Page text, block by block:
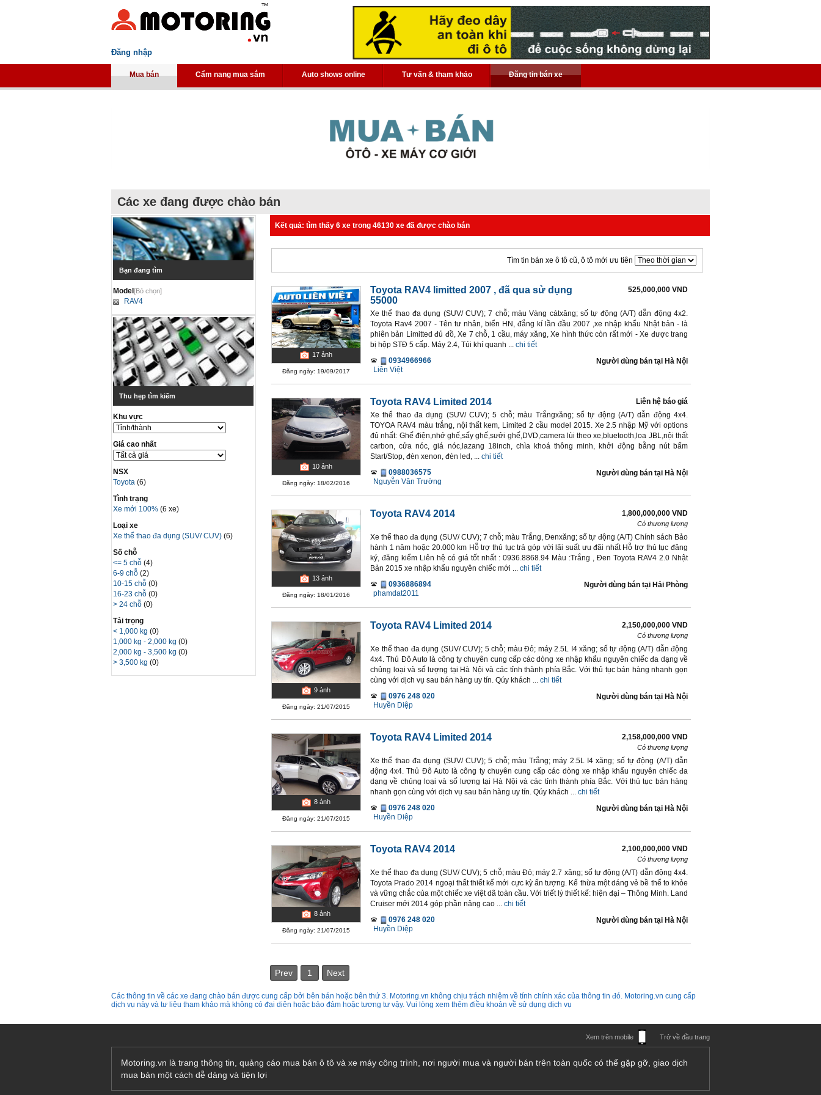
Đăng nhập
Mua bán Cẩm nang mua sắm Auto shows online Tư vấn & tham khảo Đăng tin bán xe
Các xe đang được chào bán
Bạn đang tìm
Model[Bỏ chọn]
RAV4
Thu hẹp tìm kiếm
Khu vực
Giá cao nhất
NSX
Toyota(6)
Tình trạng
Xe mới 100% (6 xe)
Loại xe
Xe thể thao đa dụng (SUV/ CUV)(6)
Số chỗ
<= 5 chỗ(4)
6-9 chỗ(2)
10-15 chỗ(0)
16-23 chỗ(0)
> 24 chỗ(0)
Tải trọng
< 1,000 kg(0)
1,000 kg - 2,000 kg(0)
2,000 kg - 3,500 kg(0)
> 3,500 kg(0)
Kết quả: tìm thấy 6 xe trong 46130 xe đã được chào bán
Tìm tin bán xe ô tô cũ, ô tô mới ưu tiên
17 ảnh
Đăng ngày: 19/09/2017
Toyota RAV4 limitted 2007 , đã qua sử dụng
55000
525,000,000 VND
Xe thể thao đa dụng (SUV/ CUV); 7 chỗ; màu Vàng cátxăng; số tự động (A/T) dẫn động 4x2.
Toyota Rav4 2007 - Tên tư nhân, biển HN, đắng kí lần đầu 2007 ,xe nhập khẩu Nhật bản - là
phiên bản Limitted đủ đồ, Xe 7 chỗ, 1 cầu, máy xăng, Xe hình thức còn rất mới - Xe được trang
bị hộp STĐ 5 cấp. Máy 2.4, Túi khí quanh ... chi tiết
0934966966
Liên Việt
Người dùng bán tại Hà Nội
10 ảnh
Đăng ngày: 18/02/2016
Toyota RAV4 Limited 2014
Liên hệ báo giá
Xe thể thao đa dụng (SUV/ CUV); 5 chỗ; màu Trắngxăng; số tự động (A/T) dẫn động 4x4.
TOYOA RAV4 màu trắng, nội thất kem, Limited 2 cầu model 2015. Xe 2.5 nhập Mỹ với options
đủ nhất: Ghế điện,nhớ ghế,sấy ghế,sưởi ghế,DVD,camera lùi theo xe,bluetooth,loa JBL,nội thất
carbon, cửa nóc, giá nóc,lazang 18inch, chìa khoá thông minh, khởi động bằng nút bấm
Start/Stop, đèn xenon, đèn led, ... chi tiết
0988036575
Nguyễn Văn Trường
Người dùng bán tại Hà Nội
13 ảnh
Đăng ngày: 18/01/2016
Toyota RAV4 2014 1,800,000,000 VND
Có thương lượng
Xe thể thao đa dụng (SUV/ CUV); 7 chỗ; màu Trắng, Đenxăng; số tự động (A/T) Chính sách Bảo
hành 1 năm hoặc 20.000 km Hỗ trợ thủ tục trả góp với lãi suất ưu đãi nhất Hỗ trợ thủ tục đăng
ký, đăng kiểm Liên hệ có giá tốt nhất : 0936.8868.94 Màu :Trắng , Đen Toyota RAV4 2.0 Nhật
Bản 2015 xe nhập khẩu nguyên chiếc mới ... chi tiết
0936886894
phamdat2011
Người dùng bán tại Hải Phòng
9 ảnh
Đăng ngày: 21/07/2015
Toyota RAV4 Limited 2014 2,150,000,000 VND
Có thương lượng
Xe thể thao đa dụng (SUV/ CUV); 5 chỗ; màu Đỏ; máy 2.5L I4 xăng; số tự động (A/T) dẫn động
4x4. Thủ Đô Auto là công ty chuyên cung cấp các dòng xe nhập khẩu nguyên chiếc đa dạng về
chủng loại và số lượng tại Hà Nội và các tỉnh thành phía Bắc. Với thủ tục bán hàng nhanh gọn
cùng với dịch vụ sau bán hàng uy tín. Qúy khách ... chi tiết
0976 248 020
Huyền Diệp
Người dùng bán tại Hà Nội
8 ảnh
Đăng ngày: 21/07/2015
Toyota RAV4 Limited 2014 2,158,000,000 VND
Có thương lượng
Xe thể thao đa dụng (SUV/ CUV); 5 chỗ; màu Trắng; máy 2.5L I4 xăng; số tự động (A/T) dẫn
động 4x4. Thủ Đô Auto là công ty chuyên cung cấp các dòng xe nhập khẩu nguyên chiếc đa
dạng về chủng loại và số lượng tại Hà Nội và các tỉnh thành phía Bắc. Với thủ tục bán hàng
nhanh gọn cùng với dịch vụ sau bán hàng uy tín. Qúy khách ... chi tiết
0976 248 020
Huyền Diệp
Người dùng bán tại Hà Nội
8 ảnh
Đăng ngày: 21/07/2015
Toyota RAV4 2014 2,100,000,000 VND
Có thương lượng
Xe thể thao đa dụng (SUV/ CUV); 5 chỗ; màu Đỏ; máy 2.7 xăng; số tự động (A/T) dẫn động 4x4.
Toyota Prado 2014 ngoại thất thiết kế mới cực kỳ ấn tượng. Kế thừa một dáng vẻ bề thế to khỏe
và vững chắc của một chiếc xe việt dã toàn cầu. Với triết lý thiết kế: hiện đại – Thông Minh. Land
Cruiser mới 2014 góp phần nâng cao ... chi tiết
0976 248 020
Huyền Diệp
Người dùng bán tại Hà Nội
Prev 1 Next
Các thông tin về các xe đang chào bán được cung cấp bởi bên bán hoặc bên thứ 3. Motoring.vn không chịu trách nhiệm về tính chính xác của thông tin đó. Motoring.vn cung cấp
dịch vụ này và tư liệu tham khảo mà không có đại diên hoặc bảo đảm hoặc tương tư vậy. Vui lòng xem thêm điều khoản về sử dụng dịch vụ
Xem trên mobile Trở về đầu trang
Motoring.vn là trang thông tin, quảng cáo mua bán ô tô và xe máy công trình, nơi người mua và người bán trên toàn quốc có thể gặp gỡ, giao dịch
mua bán một cách dễ dàng và tiện lợi